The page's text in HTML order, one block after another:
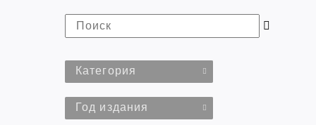
Категория
Год издания